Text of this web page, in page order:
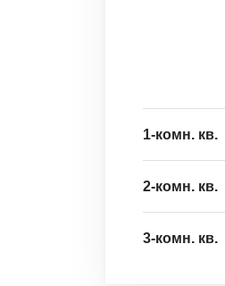
1-комн. кв.
2-комн. кв.
3-комн. кв.